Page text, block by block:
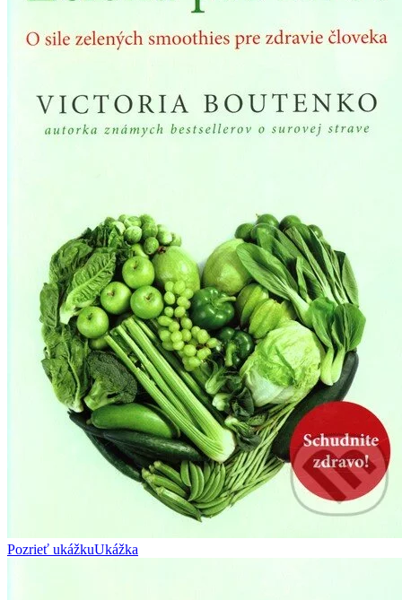
Pozrieť ukážkuUkážka